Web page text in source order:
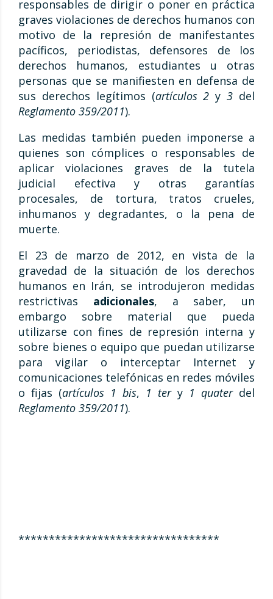
responsables de dirigir o poner en práctica
graves violaciones de derechos humanos con
motivo de la represión de manifestantes
pacíficos, periodistas, defensores de los
derechos humanos, estudiantes u otras
personas que se manifiesten en defensa de
sus derechos legítimos (artículos 2 y3 del
Reglamento 359/2011).
Las medidas también pueden imponerse a
quienes son cómplices o responsables de
aplicar violaciones graves de la tutela
judicial efectiva y otras garantías
procesales, de tortura, tratos crueles,
inhumanos y degradantes, o la pena de
muerte.
El 23 de marzo de 2012, en vista de la
gravedad de la situación de los derechos
humanos en Irán, se introdujeron medidas
restrictivas adicionales, a saber, un
embargo sobre material que pueda
utilizarse con fines de represión interna y
sobre bienes o equipo que puedan utilizarse
para vigilar o interceptar Internet y
comunicaciones telefónicas en redes móviles
o fijas (artículos 1 bis, 1 tery 1 quaterdel
Reglamento 359/2011).
*********************************